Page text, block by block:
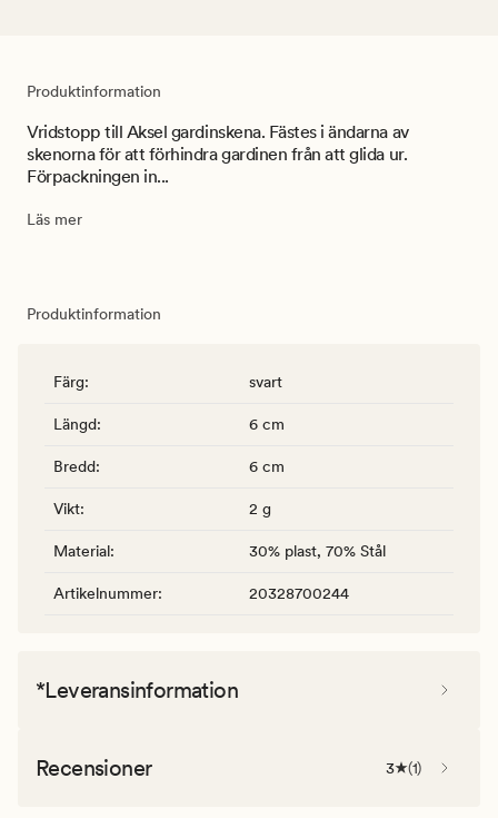
Produktinformation
Vridstopp till Aksel gardinskena. Fästes i ändarna av
skenorna för att förhindra gardinen från att glida ur.
Förpackningen in...
Läs mer
Produktinformation
Färg: svart
Längd: 6 cm
Bredd: 6 cm
Vikt: 2 g
Material: 30% plast, 70% Stål
Artikelnummer: 20328700244
*Leveransinformation
Recensioner 3 (1)